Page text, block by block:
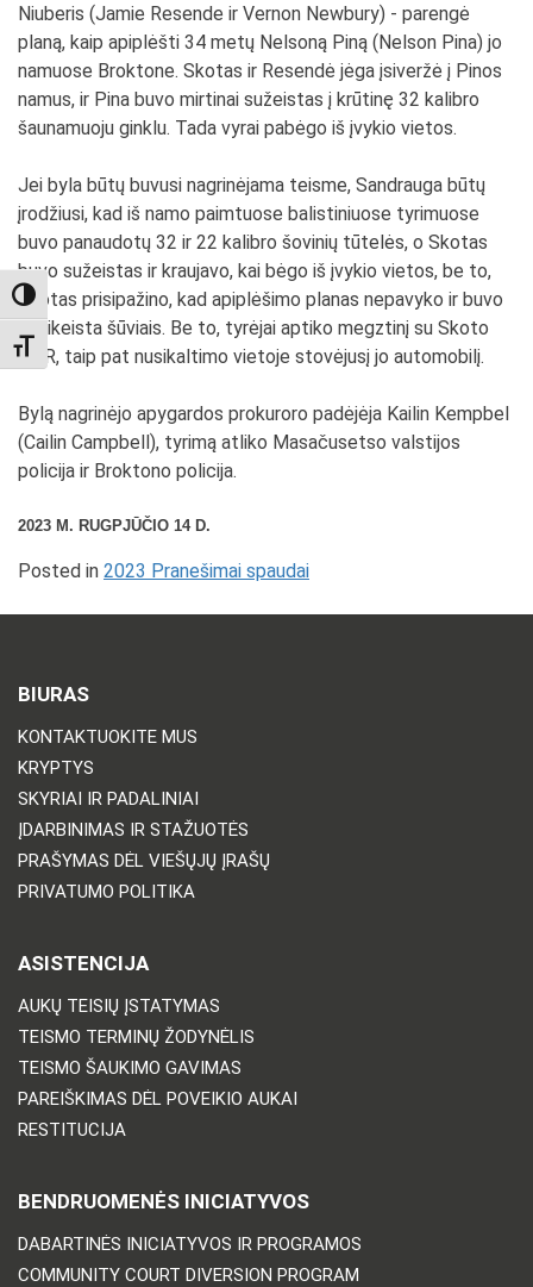
TOGGLE HIGH CONTRAST
TOGGLE FONT SIZE
Niuberis (Jamie Resende ir Vernon Newbury) - parengė
planą, kaip apiplėšti 34 metų Nelsoną Piną (Nelson Pina) jo
namuose Broktone. Skotas ir Resendė jėga įsiveržė į Pinos
namus, ir Pina buvo mirtinai sužeistas į krūtinę 32 kalibro
šaunamuoju ginklu. Tada vyrai pabėgo iš įvykio vietos.
Jei byla būtų buvusi nagrinėjama teisme, Sandrauga būtų
įrodžiusi, kad iš namo paimtuose balistiniuose tyrimuose
buvo panaudotų 32 ir 22 kalibro šovinių tūtelės, o Skotas
buvo sužeistas ir kraujavo, kai bėgo iš įvykio vietos, be to,
Skotas prisipažino, kad apiplėšimo planas nepavyko ir buvo
pasikeista šūviais. Be to, tyrėjai aptiko megztinį su Skoto
DNR, taip pat nusikaltimo vietoje stovėjusį jo automobilį.
Bylą nagrinėjo apygardos prokuroro padėjėja Kailin Kempbel
(Cailin Campbell), tyrimą atliko Masačusetso valstijos
policija ir Broktono policija.
2023 M. RUGPJŪČIO 14 D.
Posted in 2023 Pranešimai spaudai
BIURAS
KONTAKTUOKITE MUS
KRYPTYS
SKYRIAI IR PADALINIAI
ĮDARBINIMAS IR STAŽUOTĖS
PRAŠYMAS DĖL VIEŠŲJŲ ĮRAŠŲ
PRIVATUMO POLITIKA
ASISTENCIJA
AUKŲ TEISIŲ ĮSTATYMAS
TEISMO TERMINŲ ŽODYNĖLIS
TEISMO ŠAUKIMO GAVIMAS
PAREIŠKIMAS DĖL POVEIKIO AUKAI
RESTITUCIJA
BENDRUOMENĖS INICIATYVOS
DABARTINĖS INICIATYVOS IR PROGRAMOS
COMMUNITY COURT DIVERSION PROGRAM